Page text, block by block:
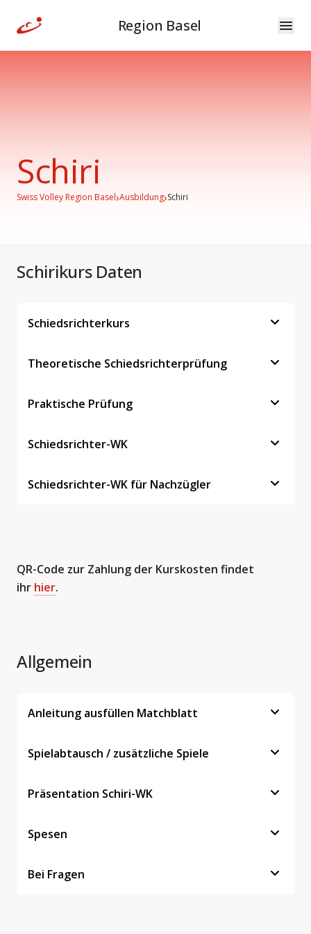
Region Basel
Schiri
Swiss Volley Region Basel›Ausbildung›Schiri
Schirikurs Daten
Schiedsrichterkurs
Theoretische Schiedsrichterprüfung
Praktische Prüfung
Schiedsrichter-WK
Schiedsrichter-WK für Nachzügler
QR-Code zur Zahlung der Kurskosten findet
ihr hier.
Allgemein
Anleitung ausfüllen Matchblatt
Spielabtausch / zusätzliche Spiele
Präsentation Schiri-WK
Spesen
Bei Fragen